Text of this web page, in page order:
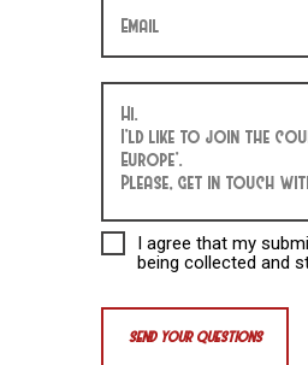
I agree that my
being collected and